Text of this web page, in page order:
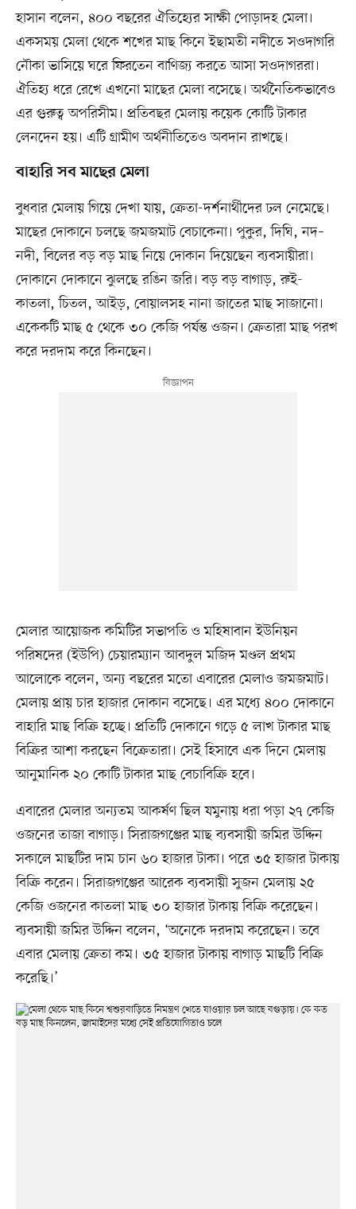
হাসান বলেন, ৪০০ বছরের ঐতিহ্যের সাক্ষী পোড়াদহ মেলা।
একসময় মেলা থেকে শখের মাছ কিনে ইছামতী নদীতে সওদাগরি
নৌকা ভাসিয়ে ঘরে ফিরতেন বাণিজ্য করতে আসা সওদাগররা।
ঐতিহ্য ধরে রেখে এখনো মাছের মেলা বসেছে। অর্থনৈতিকভাবেও
এর গুরুত্ব অপরিসীম। প্রতিবছর মেলায় কয়েক কোটি টাকার
লেনদেন হয়। এটি গ্রামীণ অর্থনীতিতেও অবদান রাখছে।
বাহারি সব মাছের মেলা
বুধবার মেলায় গিয়ে দেখা যায়, ক্রেতা-দর্শনার্থীদের ঢল নেমেছে।
মাছের দোকানে চলছে জমজমাট বেচাকেনা। পুকুর, দিঘি, নদ–
নদী, বিলের বড় বড় মাছ নিয়ে দোকান দিয়েছেন ব্যবসায়ীরা।
দোকানে দোকানে ঝুলছে রঙিন জরি। বড় বড় বাগাড়, রুই-
কাতলা, চিতল, আইড়, বোয়ালসহ নানা জাতের মাছ সাজানো।
একেকটি মাছ ৫ থেকে ৩০ কেজি পর্যন্ত ওজন। ক্রেতারা মাছ পরখ
করে দরদাম করে কিনছেন।
মেলার আয়োজক কমিটির সভাপতি ও মহিষাবান ইউনিয়ন
পরিষদের (ইউপি) চেয়ারম্যান আবদুল মজিদ মণ্ডল প্রথম
আলোকে বলেন, অন্য বছরের মতো এবারের মেলাও জমজমাট।
মেলায় প্রায় চার হাজার দোকান বসেছে। এর মধ্যে ৪০০ দোকানে
বাহারি মাছ বিক্রি হচ্ছে। প্রতিটি দোকানে গড়ে ৫ লাখ টাকার মাছ
বিক্রির আশা করছেন বিক্রেতারা। সেই হিসাবে এক দিনে মেলায়
আনুমানিক ২০ কোটি টাকার মাছ বেচাবিক্রি হবে।
এবারের মেলার অন্যতম আকর্ষণ ছিল যমুনায় ধরা পড়া ২৭ কেজি
ওজনের তাজা বাগাড়। সিরাজগঞ্জের মাছ ব্যবসায়ী জমির উদ্দিন
সকালে মাছটির দাম চান ৬০ হাজার টাকা। পরে ৩৫ হাজার টাকায়
বিক্রি করেন। সিরাজগঞ্জের আরেক ব্যবসায়ী সুজন মেলায় ২৫
কেজি ওজনের কাতলা মাছ ৩০ হাজার টাকায় বিক্রি করেছেন।
ব্যবসায়ী জমির উদ্দিন বলেন, ‘অনেকে দরদাম করেছেন। তবে
এবার মেলায় ক্রেতা কম। ৩৫ হাজার টাকায় বাগাড় মাছটি বিক্রি
করেছি।’